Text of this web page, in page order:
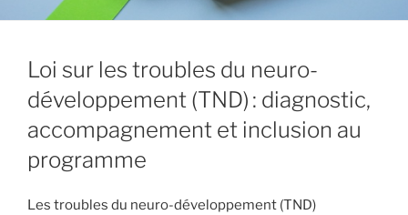
Loi sur les troubles du neuro-
développement (TND) : diagnostic,
accompagnement et inclusion au
programme
Les troubles du neuro-développement (TND)